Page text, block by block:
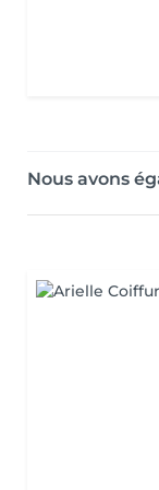
Nous avons